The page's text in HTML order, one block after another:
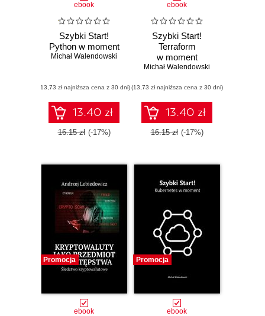
ebook
Szybki Start!
Python w moment
Michał Walendowski
(13,73 zł najniższa cena z 30 dni)
13.40 zł
16.15 zł (-17%)
ebook
Szybki Start!
Terraform
w moment
Michał Walendowski
(13,73 zł najniższa cena z 30 dni)
13.40 zł
16.15 zł (-17%)
Promocja
ebook
Promocja
ebook